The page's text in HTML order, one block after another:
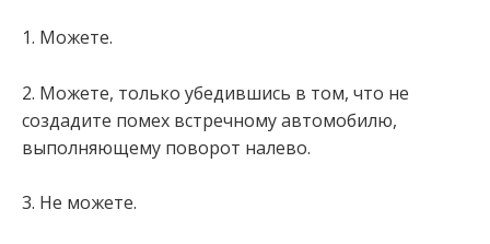
1. Можете.
2. Можете, только убедившись в том, что не
создадите помех встречному автомобилю,
выполняющему поворот налево.
3. Не можете.